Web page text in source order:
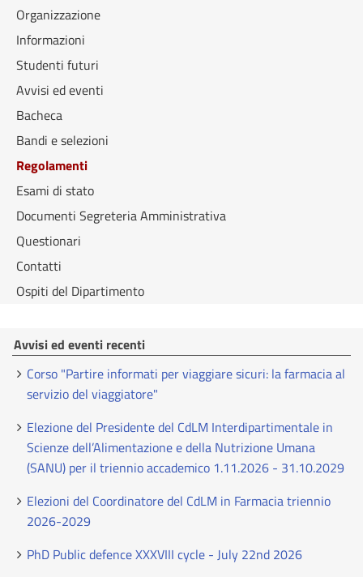
Organizzazione
Informazioni
Studenti futuri
Avvisi ed eventi
Bacheca
Bandi e selezioni
Regolamenti
Esami di stato
Documenti Segreteria Amministrativa
Questionari
Contatti
Ospiti del Dipartimento
Avvisi ed eventi recenti
Corso "Partire informati per viaggiare sicuri: la farmacia al
servizio del viaggiatore"
Elezione del Presidente del CdLM Interdipartimentale in
Scienze dell’Alimentazione e della Nutrizione Umana
(SANU) per il triennio accademico 1.11.2026 - 31.10.2029
Elezioni del Coordinatore del CdLM in Farmacia triennio
2026-2029
PhD Public defence XXXVIII cycle - July 22nd 2026